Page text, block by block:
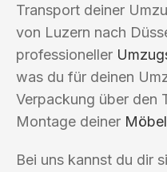
Transport deiner
von Luzern nach
professioneller
was du für deinen
Verpackung über den
Montage deiner Möbel
Bei uns kannst du dir